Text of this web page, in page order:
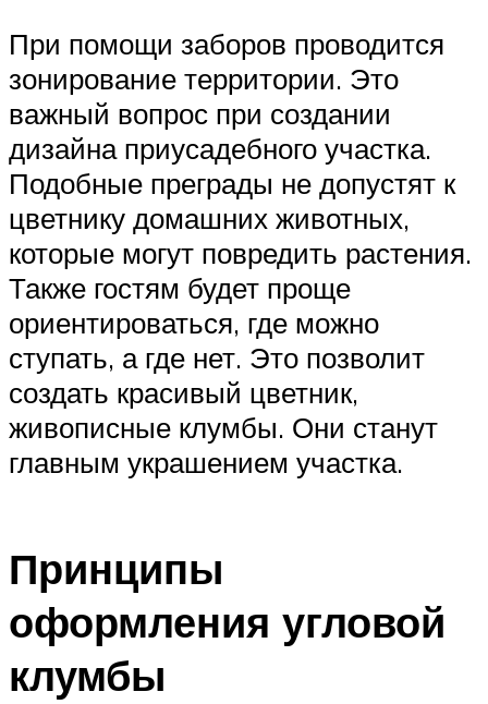
При помощи заборов проводится
зонирование территории. Это
важный вопрос при создании
дизайна приусадебного участка.
Подобные преграды не допустят к
цветнику домашних животных,
которые могут повредить растения.
Также гостям будет проще
ориентироваться, где можно
ступать, а где нет. Это позволит
создать красивый цветник,
живописные клумбы. Они станут
главным украшением участка.
Принципы
оформления угловой
клумбы